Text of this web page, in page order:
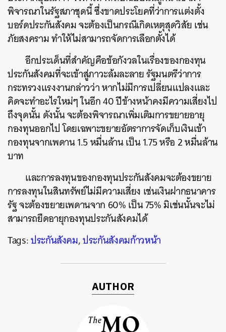
พิจารณาในรัฐสภาชุดนี้ ซึ่งขาดประโยคที่ว่าการแต่งตั้ง
บอร์ดประกันสังคม จะต้องเป็นกรณีเกิดเหตุสุดวิสัย เช่น
ภัยสงคราม ทำให้ไม่สามารถจัดการเลือกตั้งได้
อีกประเด็นที่สำคัญคือข้อกังวลในเรื่องของกองทุน
ประกันสังคมที่จะเข้าสู่ภาวะล้มละลาย รัฐมนตรีว่าการ
กระทรวงแรงงานกล่าวว่า หากไม่มีการเปลี่ยนแปลงและ
คิดจะทำอะไรใหม่ๆ ในอีก 40 ปีข้างหน้าคงมีความเสี่ยงไป
ถึงจุดนั้น ดังนั้น จะต้องพิจารณาเพิ่มเติมการขยายอายุ
กองทุนออกไป โดยเฉพาะขยายอัตราการจัดเก็บเงินเข้า
กองทุนจากเพดาน 1.5 หมื่นล้าน เป็น 1.75 หรือ 2 หมื่นล้าน
บาท
และการลงทุนของกองทุนประกันสังคมจะต้องขยาย
การลงทุนในสินทรัพย์ไม่มีความเสี่ยง เช่นเงินฝากธนาคาร
รัฐ จะต้องขยายเพดานจาก 60% เป็น 75% มิเช่นนั้นจะไม่
สามารถยืดอายุกองทุนประกันสังคมได้
Tags:ประกันสังคม,ประกันสังคมก้าวหน้า
AUTHOR